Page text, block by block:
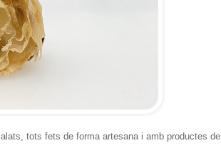
tots fets de forma artesana i amb productes de